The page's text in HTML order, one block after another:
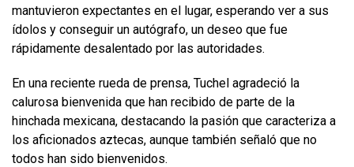
mantuvieron expectantes en el lugar, esperando ver a sus
ídolos y conseguir un autógrafo, un deseo que fue
rápidamente desalentado por las autoridades.
En una reciente rueda de prensa, Tuchel agradeció la
calurosa bienvenida que han recibido de parte de la
hinchada mexicana, destacando la pasión que caracteriza a
los aficionados aztecas, aunque también señaló que no
todos han sido bienvenidos.